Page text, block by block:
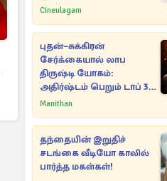
Cineulagam
புதன்–சுக்கிரன்
சேர்க்கையால் லாப
திருஷ்டி யோகம்:
அதிர்ஷ்டம் பெறும் டாப் 3
ராசிகள்!
Manithan
தந்தையின் இறுதிச்
சடங்கை வீடியோ காலில்
பார்த்த மகள்கள்!